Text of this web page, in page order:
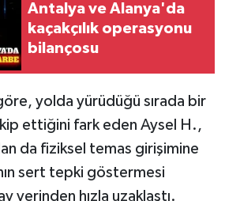
Antalya ve Alanya'da
kaçakçılık operasyonu
bilançosu
yolda yürüdüğü sırada bir
ettiğini fark eden Aysel H.,
da fiziksel temas girişimine
sert tepki göstermesi
yerinden hızla uzaklaştı.